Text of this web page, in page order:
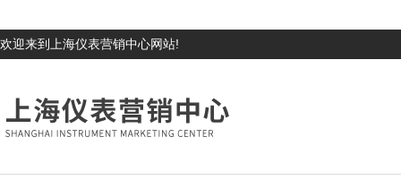
欢迎来到上海仪表营销中心网站!